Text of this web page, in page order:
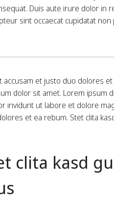
Duis aute irure dolor in
sint occaecat cupidatat
accusam et justo duo dolores
dolor sit amet. Lorem ipsum
invidunt ut labore et dolore
et ea rebum. Stet clita
clita kasd